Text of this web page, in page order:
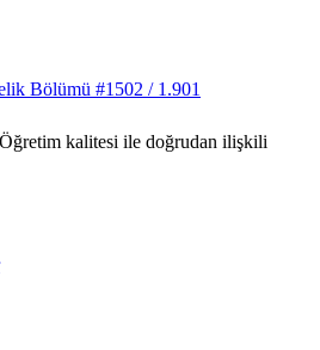
Bölümü #1502 / 1.901
kalitesi ile doğrudan ilişkili